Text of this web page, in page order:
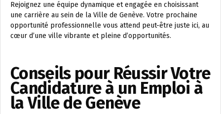
Rejoignez une équipe dynamique et engagée en choisissant
une carrière au sein de la Ville de Genève. Votre prochaine
opportunité professionnelle vous attend peut-être juste ici, au
cœur d’une ville vibrante et pleine d’opportunités.
Conseils pour Réussir Votre
Candidature à un Emploi à
la Ville de Genève